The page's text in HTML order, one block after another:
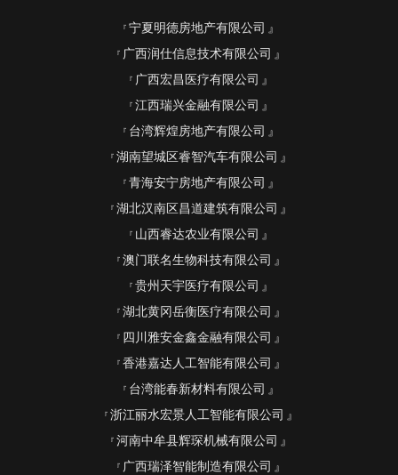
宁夏明德房地产有限公司
广西润仕信息技术有限公司
广西宏昌医疗有限公司
江西瑞兴金融有限公司
台湾辉煌房地产有限公司
湖南望城区睿智汽车有限公司
青海安宁房地产有限公司
湖北汉南区昌道建筑有限公司
山西睿达农业有限公司
澳门联名生物科技有限公司
贵州天宇医疗有限公司
湖北黄冈岳衡医疗有限公司
四川雅安金鑫金融有限公司
香港嘉达人工智能有限公司
台湾能春新材料有限公司
浙江丽水宏景人工智能有限公司
河南中牟县辉琛机械有限公司
广西瑞泽智能制造有限公司